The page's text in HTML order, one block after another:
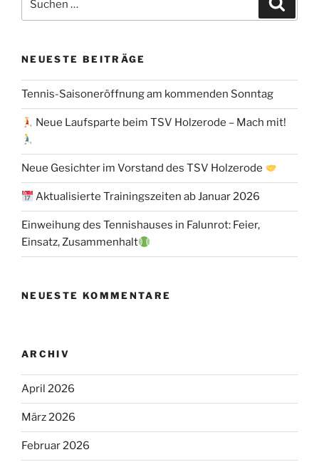
nach:
NEUESTE BEITRÄGE
Tennis-Saisoneröffnung am kommenden Sonntag
Neue Laufsparte beim TSV Holzerode – Mach mit!
Neue Gesichter im Vorstand des TSV Holzerode
Aktualisierte Trainingszeiten ab Januar 2026
Einweihung des Tennishauses in Falunrot: Feier,
Einsatz, Zusammenhalt
NEUESTE KOMMENTARE
ARCHIV
April 2026
März 2026
Februar 2026